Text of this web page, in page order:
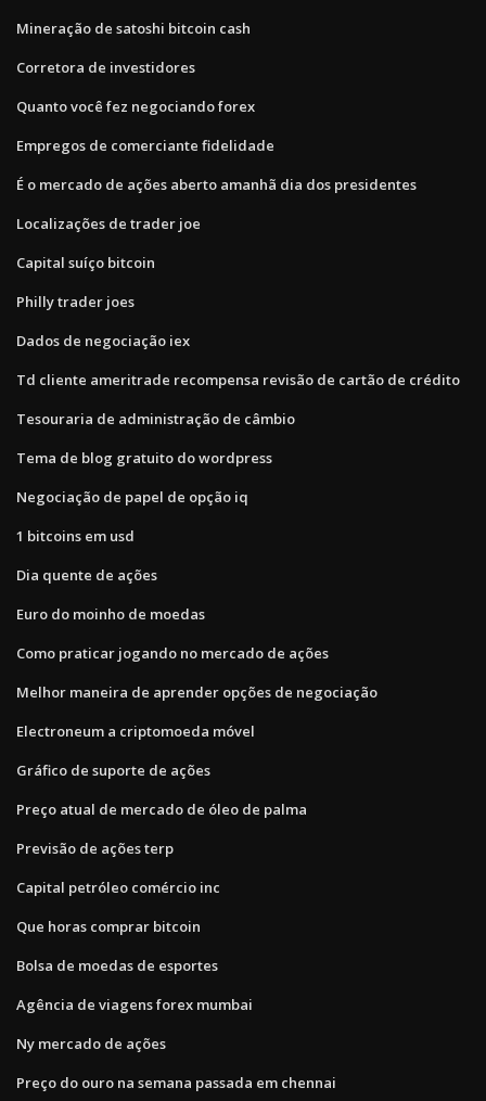
Mineração de satoshi bitcoin cash
Corretora de investidores
Quanto você fez negociando forex
Empregos de comerciante fidelidade
É o mercado de ações aberto amanhã dia dos presidentes
Localizações de trader joe
Capital suíço bitcoin
Philly trader joes
Dados de negociação iex
Td cliente ameritrade recompensa revisão de cartão de crédito
Tesouraria de administração de câmbio
Tema de blog gratuito do wordpress
Negociação de papel de opção iq
1 bitcoins em usd
Dia quente de ações
Euro do moinho de moedas
Como praticar jogando no mercado de ações
Melhor maneira de aprender opções de negociação
Electroneum a criptomoeda móvel
Gráfico de suporte de ações
Preço atual de mercado de óleo de palma
Previsão de ações terp
Capital petróleo comércio inc
Que horas comprar bitcoin
Bolsa de moedas de esportes
Agência de viagens forex mumbai
Ny mercado de ações
Preço do ouro na semana passada em chennai